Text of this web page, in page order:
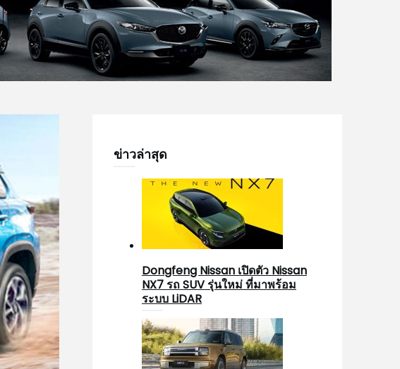
ข่าวล่าสุด
Dongfeng Nissan เปิดตัว Nissan
NX7 รถ SUV รุ่นใหม่ ที่มาพร้อม
ระบบ LiDAR